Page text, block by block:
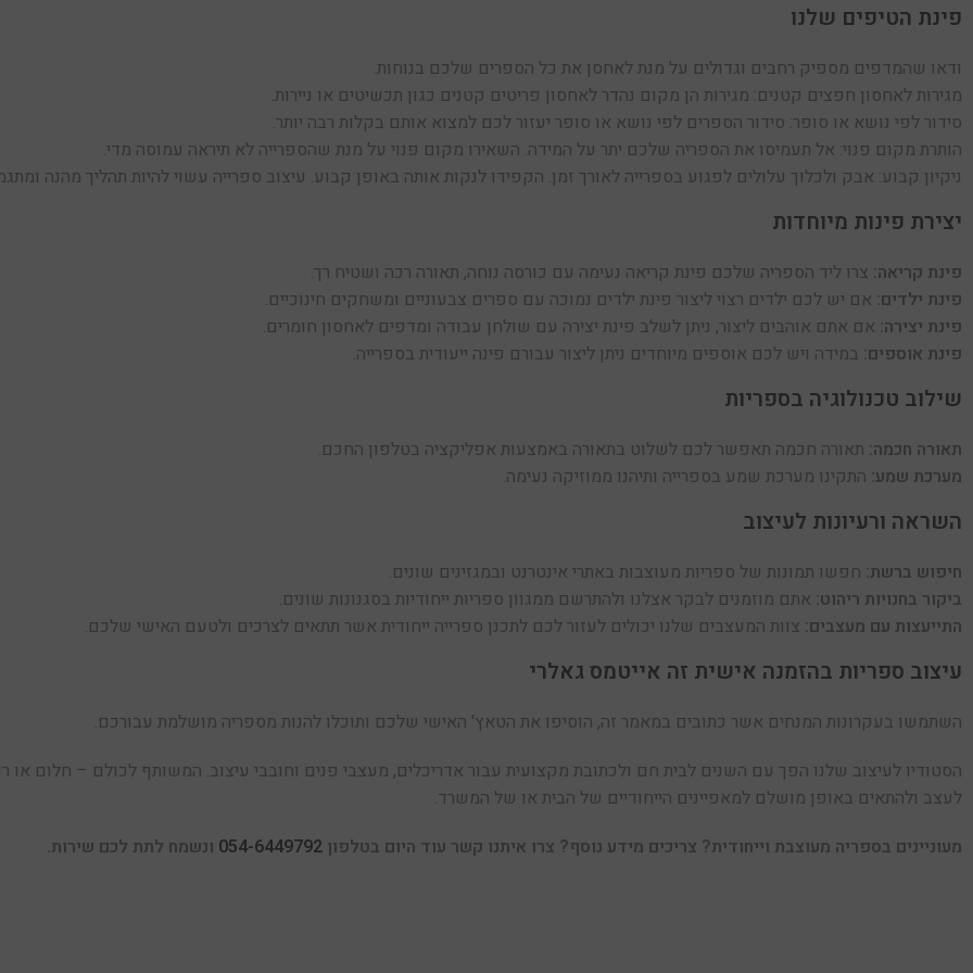
פינת הטיפים שלנו
ודאו שהמדפים מספיק רחבים וגדולים על מנת לאחסן את כל הספרים שלכם בנוחות.
מגירות לאחסון חפצים קטנים: מגירות הן מקום נהדר לאחסון פריטים קטנים כגון תכשיטים או ניירות.
סידור לפי נושא או סופר: סידור הספרים לפי נושא או סופר יעזור לכם למצוא אותם בקלות רבה יותר.
הותרת מקום פנוי: אל תעמיסו את הספריה שלכם יתר על המידה. השאירו מקום פנוי על מנת שהספרייה לא תיראה עמוסה מדי.
ניקיון קבוע: אבק ולכלוך עלולים לפגוע בספרייה לאורך זמן. הקפידו לנקות אותה באופן קבוע. עיצוב ספרייה עשוי להיות תהליך מהנה
יצירת פינות מיוחדות
פינת קריאה: צרו ליד הספריה שלכם פינת קריאה נעימה עם כורסה נוחה, תאורה רכה ושטיח רך.
פינת ילדים: אם יש לכם ילדים רצוי ליצור פינת ילדים נמוכה עם ספרים צבעוניים ומשחקים חינוכיים.
פינת יצירה: אם אתם אוהבים ליצור, ניתן לשלב פינת יצירה עם שולחן עבודה ומדפים לאחסון חומרים.
פינת אוספים: במידה ויש לכם אוספים מיוחדים ניתן ליצור עבורם פינה ייעודית בספרייה.
שילוב טכנולוגיה בספריות
תאורה חכמה: תאורה חכמה תאפשר לכם לשלוט בתאורה באמצעות אפליקציה בטלפון החכם.
מערכת שמע: התקינו מערכת שמע בספרייה ותיהנו ממוזיקה נעימה.
השראה ורעיונות לעיצוב
חיפוש ברשת: חפשו תמונות של ספריות מעוצבות באתרי אינטרנט ובמגזינים שונים.
ביקור בחנויות ריהוט: אתם מוזמנים לבקר אצלנו ולהתרשם ממגוון ספריות ייחודיות בסגנונות שונים.
התייעצות עם מעצבים: צוות המעצבים שלנו יכולים לעזור לכם לתכנן ספרייה ייחודית אשר תתאים לצרכים ולטעם האישי שלכם.
עיצוב ספריות בהזמנה אישית זה אייטמס גאלרי
השתמשו בעקרונות המנחים אשר כתובים במאמר זה, הוסיפו את הטאץ' האישי שלכם ותוכלו להנות מספריה מושלמת עבורכם.
הסטודיו לעיצוב שלנו הפך עם השנים לבית חם ולכתובת מקצועית עבור אדריכלים, מעצבי פנים וחובבי עיצוב. המשותף לכולם – חלום או
לעצב ולהתאים באופן מושלם למאפיינים הייחודיים של הבית או של המשרד.
מעוניינים בספריה מעוצבת וייחודית? צריכים מידע נוסף? צרו איתנו קשר עוד היום בטלפון
ונשמח לתת לכם שירות.